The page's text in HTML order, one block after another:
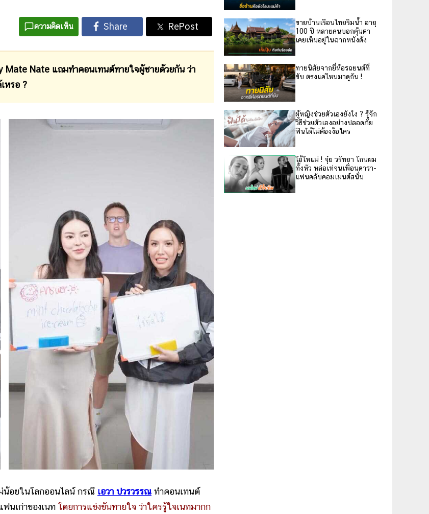
ความคิดเห็น
Mate Nate แถมทำคอนเทนต์ทายใจผู้ชายด้วยกัน ว่า
หรอ ?
อยในโลกออนไลน์ กรณี เอวา ปวรวรรณ ทำคอนเทนต์
นเก่าของเนท โดยการแข่งขันทายใจ ว่าใครรู้ใจเนทมากก
ขายบ้านเรือนไทยริมน้ำ อายุ
100 ปี หลายคนบอกคุ้นตา
เคยเห็นอยู่ในฉากหนังดัง
ทายนิสัยจากยี่ห้อรถยนต์ที่
ขับ ตรงแค่ไหนมาดูกัน !
ผู้หญิงช่วยตัวเองยังไง ? รู้จัก
วิธีช่วยตัวเองอย่างปลอดภัย
ฟินได้ไม่ต้องง้อใคร
โอ้โหแม่ ! จุ๋ย วรัทยา โกนผม
ทั้งหัว หล่อเท่จนเพื่อนดารา-
แฟนคลับคอมเมนต์สนั่น